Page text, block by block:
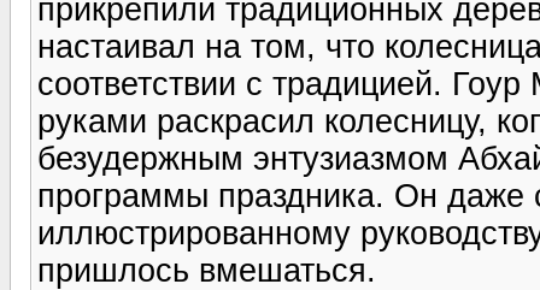
прикрепили традиционных
настаивал на том, что
соответствии с традицией.
руками раскрасил колесницу,
безудержным энтузиазмом
программы праздника. Он даже
иллюстрированному
пришлось вмешаться.